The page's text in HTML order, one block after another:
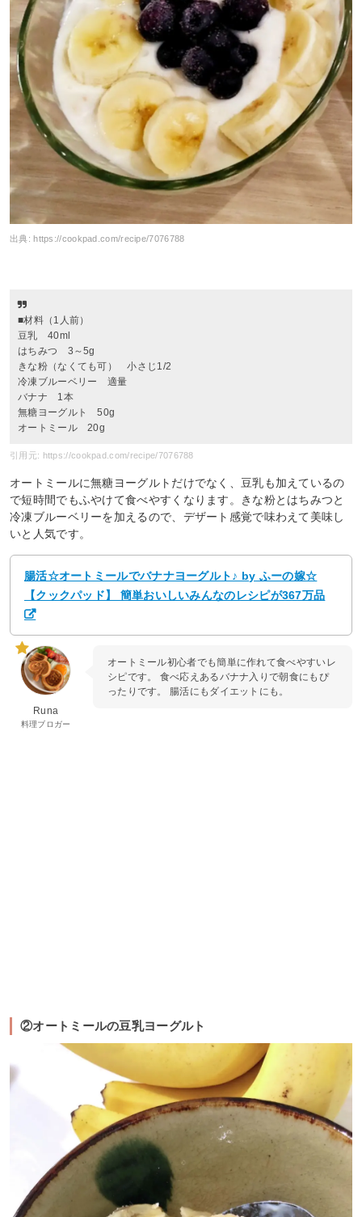
出典: https://cookpad.com/recipe/7076788
■材料（1人前）
豆乳 40ml
はちみつ 3～5g
きな粉（なくても可） 小さじ1/2
冷凍ブルーベリー 適量
バナナ 1本
無糖ヨーグルト 50g
オートミール 20g
引用元: https://cookpad.com/recipe/7076788
オートミールに無糖ヨーグルトだけでなく、豆乳も加えているの
で短時間でもふやけて食べやすくなります。きな粉とはちみつと
冷凍ブルーベリーを加えるので、デザート感覚で味わえて美味し
いと人気です。
腸活☆オートミールでバナナヨーグルト♪ by ふーの嫁☆
【クックパッド】 簡単おいしいみんなのレシピが367万品
Runa
料理ブロガー
オートミール初心者でも簡単に作れて食べやすいレ
シピです。 食べ応えあるバナナ入りで朝食にもぴ
ったりです。 腸活にもダイエットにも。
②オートミールの豆乳ヨーグルト